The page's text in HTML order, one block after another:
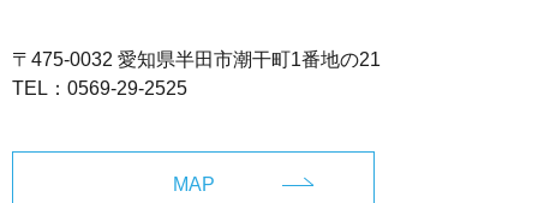
〒475-0032 愛知県半田市潮干町1番地の21
TEL： 0569-29-2525
MAP